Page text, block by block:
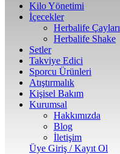
Kilo Yönetimi
İçecekler
Herbalife Çayları
Herbalife Shake
Setler
Takviye Edici
Sporcu Ürünleri
Atıştırmalık
Kişisel Bakım
Kurumsal
Hakkımızda
Blog
İletişim
Üye Giriş / Kayıt Ol